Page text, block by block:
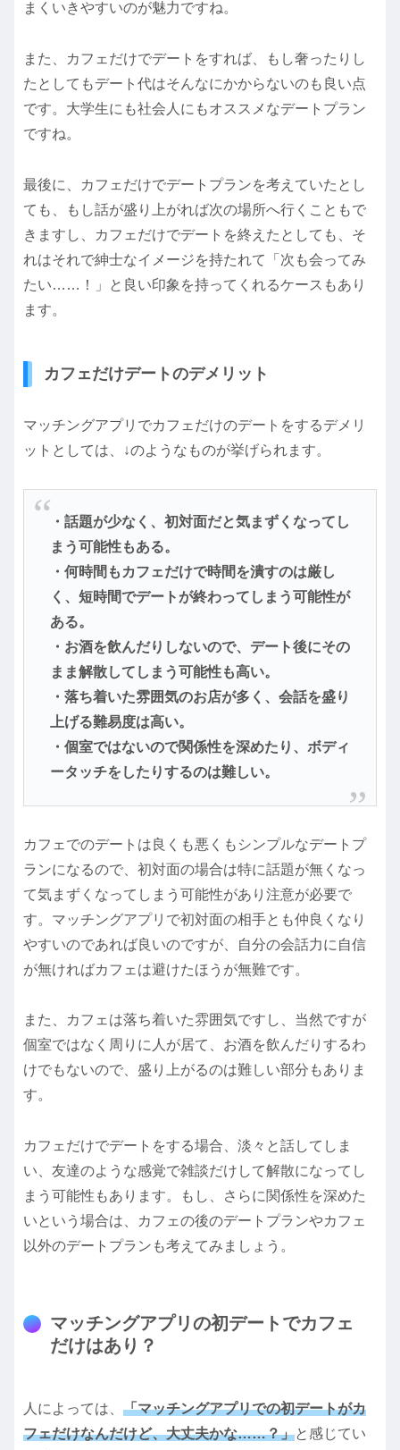
まくいきやすいのが魅力ですね。
また、カフェだけでデートをすれば、もし奢ったりし
たとしてもデート代はそんなにかからないのも良い点
です。大学生にも社会人にもオススメなデートプラン
ですね。
最後に、カフェだけでデートプランを考えていたとし
ても、もし話が盛り上がれば次の場所へ行くこともで
きますし、カフェだけでデートを終えたとしても、そ
れはそれで紳士なイメージを持たれて「次も会ってみ
たい……！」と良い印象を持ってくれるケースもあり
ます。
カフェだけデートのデメリット
マッチングアプリでカフェだけのデートをするデメリ
ットとしては、↓のようなものが挙げられます。
・話題が少なく、初対面だと気まずくなってし
まう可能性もある。
・何時間もカフェだけで時間を潰すのは厳し
く、短時間でデートが終わってしまう可能性が
ある。
・お酒を飲んだりしないので、デート後にその
まま解散してしまう可能性も高い。
・落ち着いた雰囲気のお店が多く、会話を盛り
上げる難易度は高い。
・個室ではないので関係性を深めたり、ボディ
ータッチをしたりするのは難しい。
カフェでのデートは良くも悪くもシンプルなデートプ
ランになるので、初対面の場合は特に話題が無くなっ
て気まずくなってしまう可能性があり注意が必要で
す。マッチングアプリで初対面の相手とも仲良くなり
やすいのであれば良いのですが、自分の会話力に自信
が無ければカフェは避けたほうが無難です。
また、カフェは落ち着いた雰囲気ですし、当然ですが
個室ではなく周りに人が居て、お酒を飲んだりするわ
けでもないので、盛り上がるのは難しい部分もありま
す。
カフェだけでデートをする場合、淡々と話してしま
い、友達のような感覚で雑談だけして解散になってし
まう可能性もあります。もし、さらに関係性を深めた
いという場合は、カフェの後のデートプランやカフェ
以外のデートプランも考えてみましょう。
マッチングアプリの初デートでカフェ
だけはあり？
人によっては、 「マッチングアプリでの初デートがカ
フェだけなんだけど、大丈夫かな……？」と感じてい